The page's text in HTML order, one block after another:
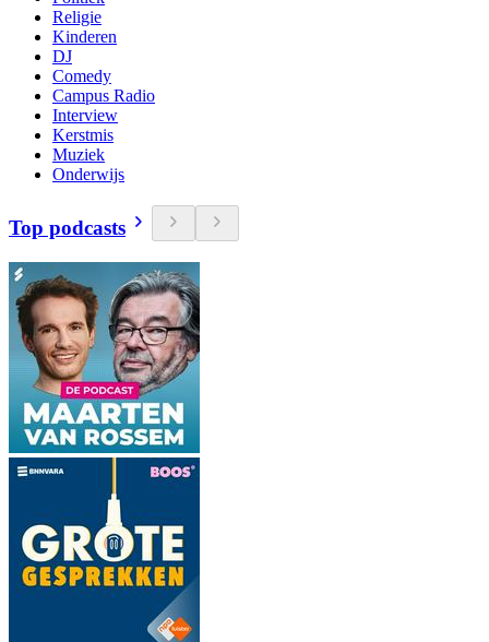
Religie
Kinderen
DJ
Comedy
Campus Radio
Interview
Kerstmis
Muziek
Onderwijs
Top podcasts